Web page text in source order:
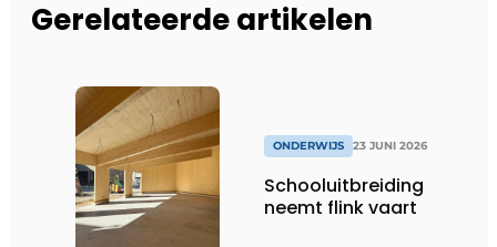
Gerelateerde artikelen
ONDERWIJS 23 JUNI 2026
Schooluitbreiding
neemt flink vaart